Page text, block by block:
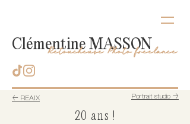
Clémentine MASSON
Retoucheuse Photo freelance
← REAIX Portrait studio →
20 ans !